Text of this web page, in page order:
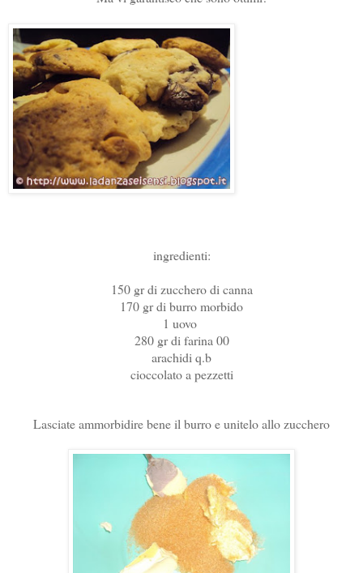
ingredienti:
150 gr di zucchero di canna
170 gr di burro morbido
1 uovo
280 gr di farina 00
arachidi q.b
cioccolato a pezzetti
Lasciate ammorbidire bene il burro e unitelo allo zucchero